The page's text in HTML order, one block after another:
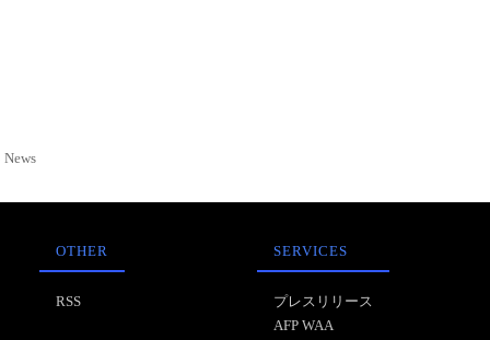
OTHER
RSS
SERVICES
プレスリリース
AFP WAA